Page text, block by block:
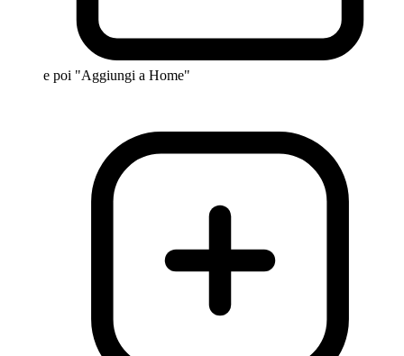
e poi "Aggiungi a Home"